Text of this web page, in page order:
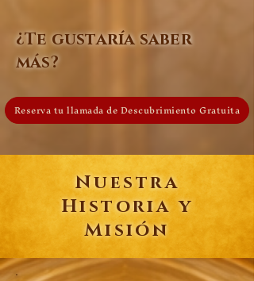
¿Te gustaría saber
más?
Reserva tu llamada de Descubrimiento Gratuita
Nuestra
Historia y
Misión